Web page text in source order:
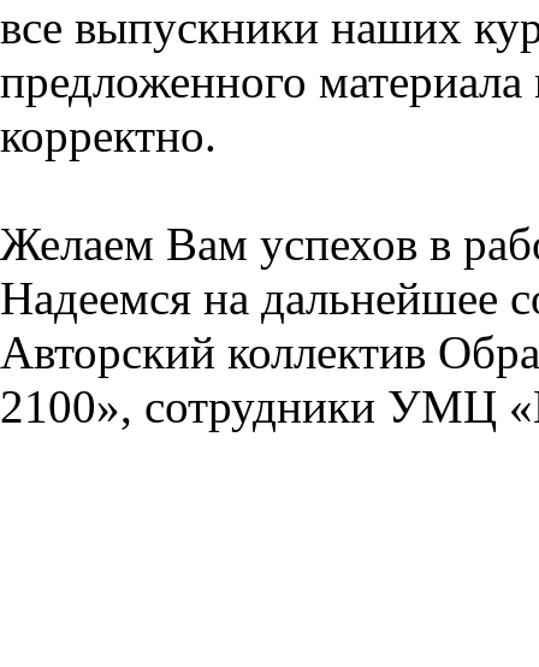
все выпускники наших
предложенного
корректно.
Желаем Вам успехов в
Надеемся на дальнейшее
Авторский коллектив
2100», сотрудники УМЦ